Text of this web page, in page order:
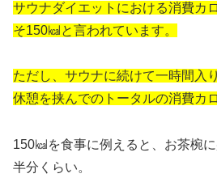
サウナダイエットにおける消費カ
そ150㎉と言われています。
ただし、サウナに続けて一時間入
休憩を挟んでのトータルの消費カ
150㎉を食事に例えると、お茶椀
半分くらい。